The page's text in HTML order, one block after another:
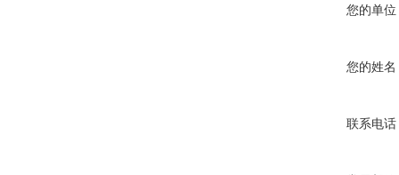
您的单位
您的姓名
联系电话